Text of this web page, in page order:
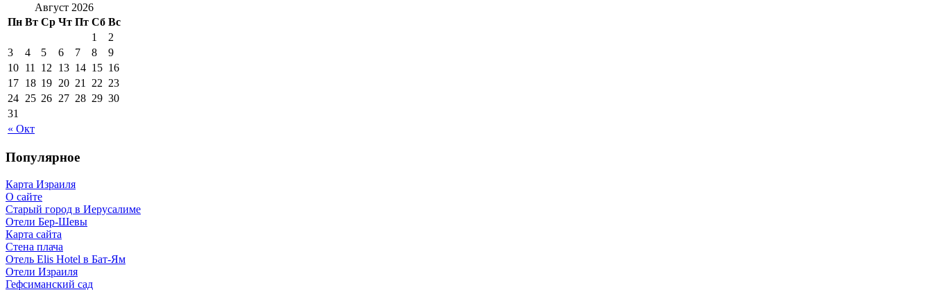
Август 2026
Пн Вт Ср Чт Пт Сб Вс
« Окт
1
2
3
4 5 6 7 8
9
10 11 12 13 14 15 16
17 18 19 20 21 22 23
24 25 26 27 28 29 30
31
Популярное
Карта Израиля
О сайте
Старый город в Иерусалиме
Отели Бер-Шевы
Карта сайта
Стена плача
Отель Elis Hotel в Бат-Ям
Отели Израиля
Гефсиманский сад